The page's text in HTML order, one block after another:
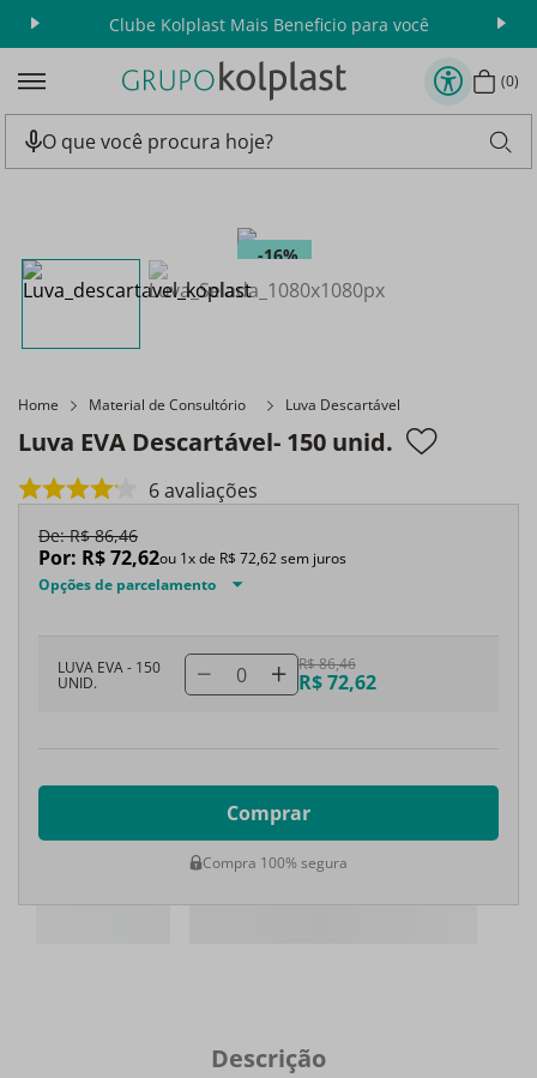
Mais Beneficio para você Aproveita as ofertas da
0
16%
Home Material de Consultório Luva Descartável
Luva EVA Descartável- 150 unid.
6avaliações
De:R$ 86,46
Por: R$72,62ou 1x de R$ 72,62sem juros
Opções de parcelamento
LUVA EVA - 150
UNID. 0 R$ 86,46
R$ 72,62
Comprar
Compra 100% segura
Descrição